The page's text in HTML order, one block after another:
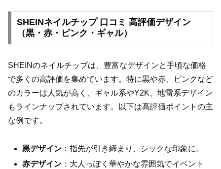
SHEINネイルチップ 口コミ 高評価デザイン
（黒・赤・ピンク・ギャル）
SHEINのネイルチップは、豊富なデザインと手頃な価格
で多くの高評価を集めています。特に黒や赤、ピンクなど
のカラーは人気が高く、ギャル系やY2K、地雷系デザイン
もラインナップされています。以下は高評価ポイントの主
な例です。
黒デザイン ：指先が引き締まり、シックな印象に。
赤デザイン ：大人っぽく華やかな雰囲気でイベント